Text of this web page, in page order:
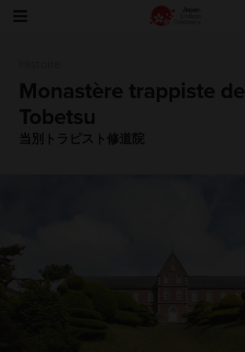
Monastère trappiste de
Tobetsu
当別トラピスト修道院